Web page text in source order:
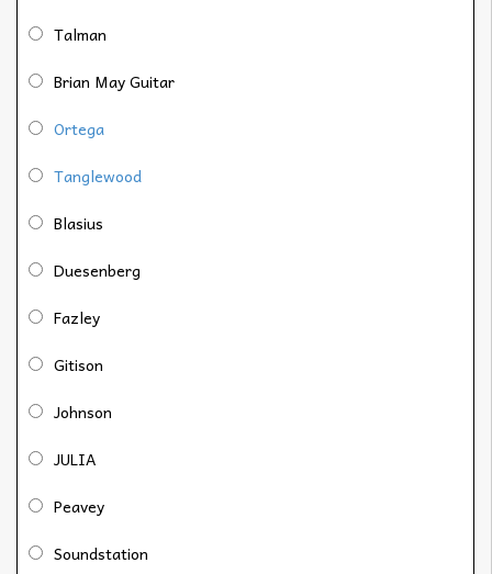
Talman
Brian May Guitar
Ortega
Tanglewood
Blasius
Duesenberg
Fazley
Gitison
Johnson
JULIA
Peavey
Soundstation